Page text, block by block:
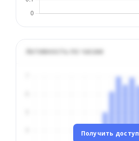
Активность по часам
Получить доступ